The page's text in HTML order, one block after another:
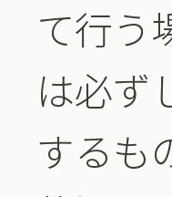
て行う
は必ず
するも